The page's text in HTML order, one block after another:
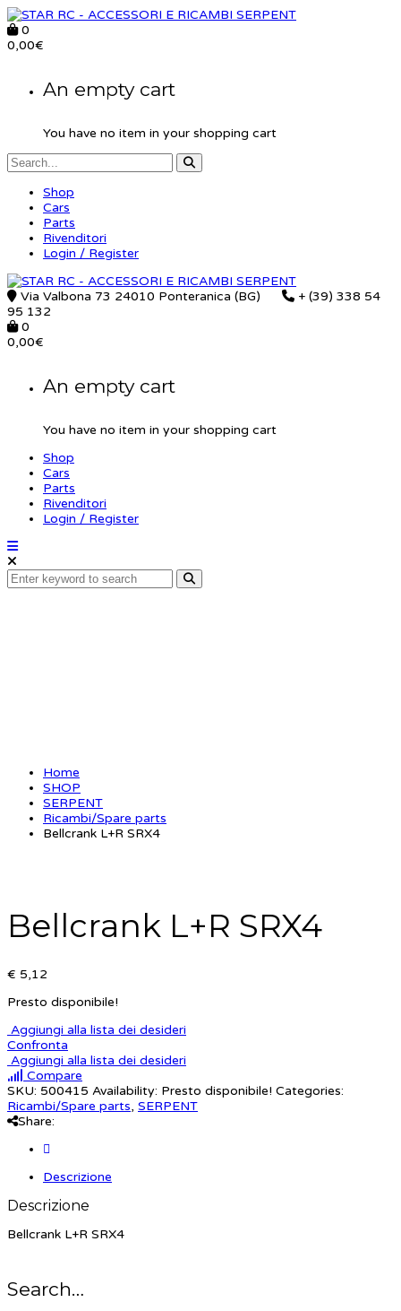
0
0,00€
An empty cart
You have no item in your shopping cart
Shop
Cars
Parts
Rivenditori
Login / Register
Via Valbona 73 24010 Ponteranica (BG)
+ (39) 338 54
95 132
0
0,00€
An empty cart
You have no item in your shopping cart
Shop
Cars
Parts
Rivenditori
Login / Register
Home
SHOP
SERPENT
Ricambi/Spare parts
Bellcrank L+R SRX4
Bellcrank L+R SRX4
€ 5,12
Presto disponibile!
Aggiungi alla lista dei desideri
Confronta
Aggiungi alla lista dei desideri
Compare
SKU: 500415 Availability: Presto disponibile! Categories:
Ricambi/Spare parts, SERPENT
Share:
Descrizione
Descrizione
Bellcrank L+R SRX4
Search…